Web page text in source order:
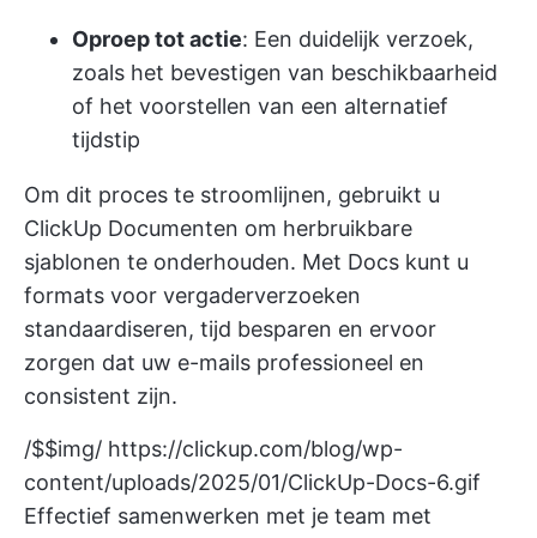
Oproep tot actie: Een duidelijk verzoek,
zoals het bevestigen van beschikbaarheid
of het voorstellen van een alternatief
tijdstip
Om dit proces te stroomlijnen, gebruikt u
ClickUp Documenten om herbruikbare
sjablonen te onderhouden. Met Docs kunt u
formats voor vergaderverzoeken
standaardiseren, tijd besparen en ervoor
zorgen dat uw e-mails professioneel en
consistent zijn.
/$$img/ https://clickup.com/blog/wp-
content/uploads/2025/01/ClickUp-Docs-6.gif
Effectief samenwerken met je team met